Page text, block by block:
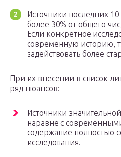
Источники последних
более 30% от общего
Если конкретное
современную историю,
задействовать более
При их внесении в список
ряд нюансов:
Источники
наравне с
содержание полностью
исследования.